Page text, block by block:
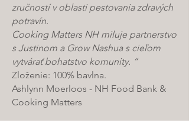
zručností v oblasti pestovania zdravých
potravín.
Cooking Matters NH miluje partnerstvo
s Justinom a Grow Nashua s cieľom
vytvárať bohatstvo komunity. “
Zloženie: 100% bavlna.
Ashlynn Moerloos - NH Food Bank &
Cooking Matters